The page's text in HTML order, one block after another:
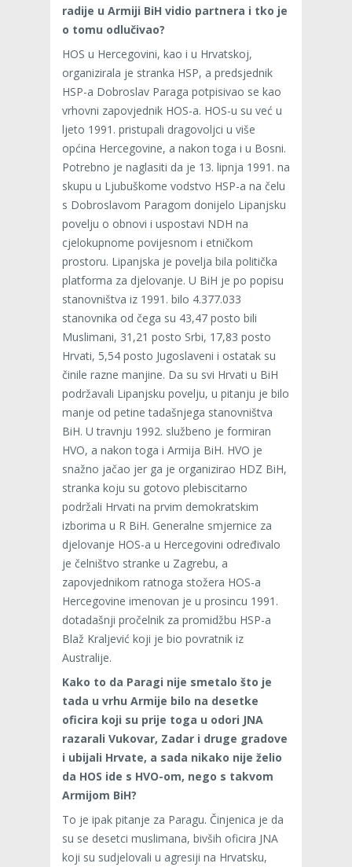
radije u Armiji BiH vidio partnera i tko je
o tomu odlučivao?
HOS u Hercegovini, kao i u Hrvatskoj,
organizirala je stranka HSP, a predsjednik
HSP-a Dobroslav Paraga potpisivao se kao
vrhovni zapovjednik HOS-a. HOS-u su već u
ljeto 1991. pristupali dragovoljci u više
općina Hercegovine, a nakon toga i u Bosni.
Potrebno je naglasiti da je 13. lipnja 1991. na
skupu u Ljubuškome vodstvo HSP-a na čelu
s Dobroslavom Paragom donijelo Lipanjsku
povelju o obnovi i uspostavi NDH na
cjelokupnome povijesnom i etničkom
prostoru. Lipanjska je povelja bila politička
platforma za djelovanje. U BiH je po popisu
stanovništva iz 1991. bilo 4.377.033
stanovnika od čega su 43,47 posto bili
Muslimani, 31,21 posto Srbi, 17,83 posto
Hrvati, 5,54 posto Jugoslaveni i ostatak su
činile razne manjine. Da su svi Hrvati u BiH
podržavali Lipanjsku povelju, u pitanju je bilo
manje od petine tadašnjega stanovništva
BiH. U travnju 1992. službeno je formiran
HVO, a nakon toga i Armija BiH. HVO je
snažno jačao jer ga je organizirao HDZ BiH,
stranka koju su gotovo plebiscitarno
podržali Hrvati na prvim demokratskim
izborima u R BiH. Generalne smjernice za
djelovanje HOS-a u Hercegovini određivalo
je čelništvo stranke u Zagrebu, a
zapovjednikom ratnoga stožera HOS-a
Hercegovine imenovan je u prosincu 1991.
dotadašnji pročelnik za promidžbu HSP-a
Blaž Kraljević koji je bio povratnik iz
Australije.
Kako to da Paragi nije smetalo što je
tada u vrhu Armije bilo na desetke
oficira koji su prije toga u odori JNA
razarali Vukovar, Zadar i druge gradove
i ubijali Hrvate, a sada nikako nije želio
da HOS ide s HVO-om, nego s takvom
Armijom BiH?
To je ipak pitanje za Paragu. Činjenica je da
su se desetci muslimana, bivših oficira JNA
koji su sudjelovali u agresiji na Hrvatsku,